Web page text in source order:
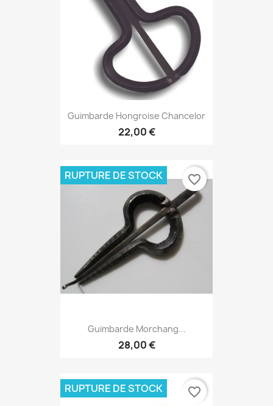
Guimbarde Hongroise Chancelor
22,00 €
Guimbarde Morchang...
28,00 €
RUPTURE DE STOCK favorite_border
RUPTURE DE STOCK favorite_border